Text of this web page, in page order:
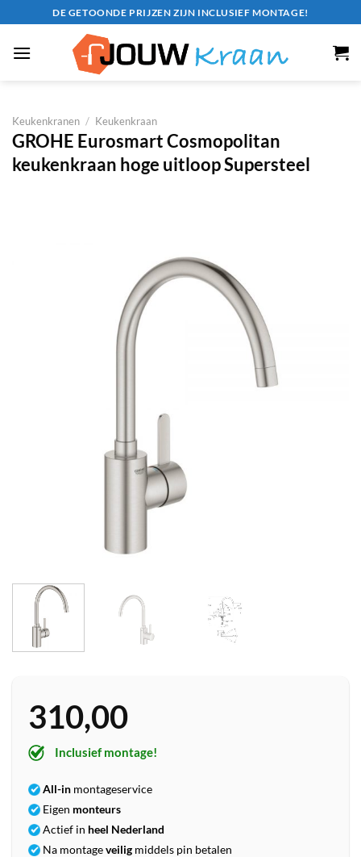
naar
inhoud
DE GETOONDE PRIJZEN ZIJN INCLUSIEF MONTAGE!
Keukenkranen / Keukenkraan
GROHE Eurosmart Cosmopolitan
keukenkraan hoge uitloop Supersteel
310,00
Inclusief montage!
All-in montageservice
Eigen monteurs
Actief in heel Nederland
Na montageveilig middels pin betalen